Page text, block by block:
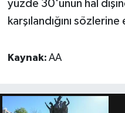
yüzde 30'unun hal
karşılandığını
Kaynak: AA